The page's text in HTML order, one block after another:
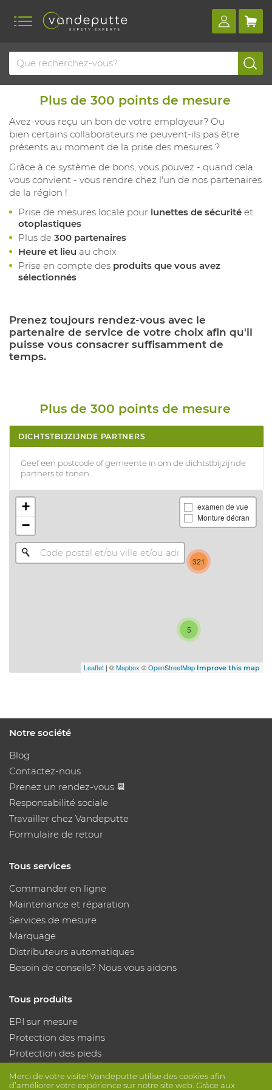
Plus de 300 points de mesure
Avez-vous reçu un bon de votre employeur? Ou
bien certains collaborateurs ne peuvent-ils pas être
présents au moment de la prise des mesures ?
Grâce à ce système de bons, vous pouvez - quand cela
vous convient - vous rendre chez l'un de nos partenaires
de la région !
Prise de mesures locale pour lunettes de sécurité et
otoplastiques
Plus de 300 partenaires
Heure et lieu au choix
Prise en compte des produits que vous avez
sélectionnés
Prenez toujours rendez-vous avec le
partenaire de service de votre choix afin qu'il
puisse vous consacrer suffisamment de
temps.
Plus de 300 points de mesure
5
321
+
−
examen de vue
Monture décran
Leaflet | ©Mapbox ©OpenStreetMap Improve this map
DICHTSTBIJZIJNDE PARTNERS
Geef een postcode of gemeente in om de dichtstbijzijnde
partners te tonen.
Merci de votre visite! Vandeputte utilise des cookies afin
d’améliorer votre expérience sur notre site web. Grâce aux
Notre société
Blog
Contactez-nous
Prenez un rendez-vous 📆
Responsabilité sociale
Travailler chez Vandeputte
Formulaire de retour
Tous services
Commander en ligne
Maintenance et réparation
Services de mesure
Marquage
Distributeurs automatiques
Besoin de conseils? Nous vous aidons
Tous produits
EPI sur mesure
Protection des mains
Protection des pieds